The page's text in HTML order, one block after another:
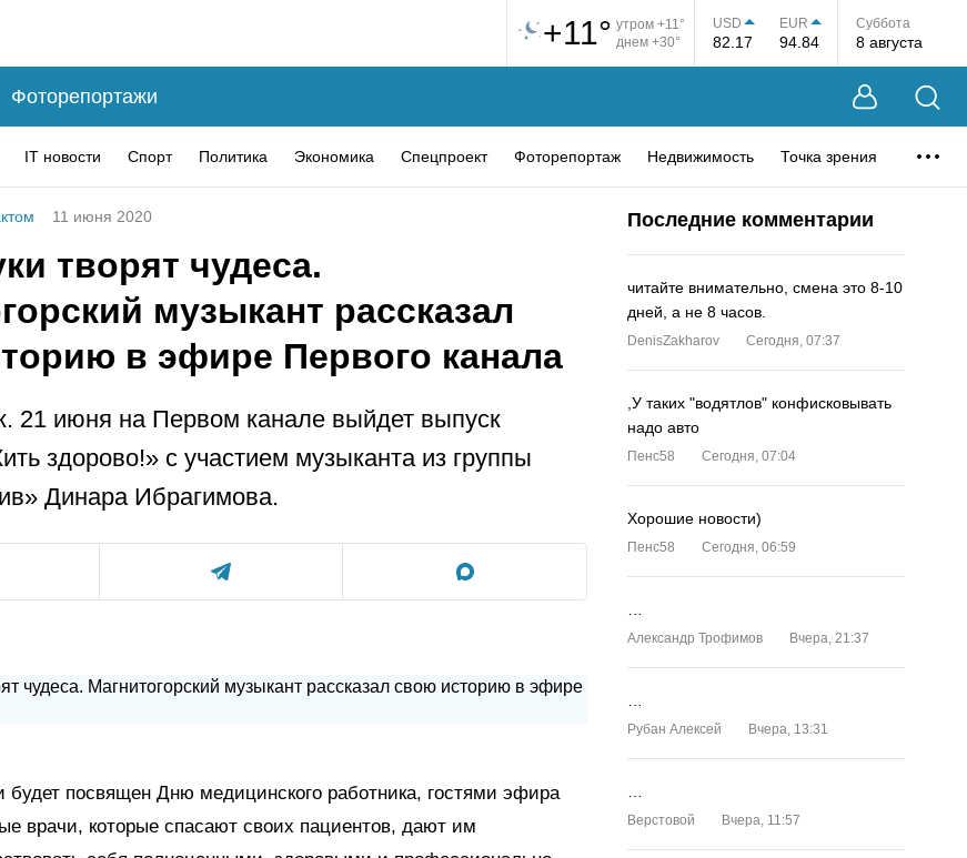
+11° утром +11°
днем +30°
USD
82.17
EUR
94.84
Суббота
8 августа
Фоторепортажи
IT новости Спорт Политика Экономика Спецпроект Фоторепортаж Недвижимость Точка зрения
11 июня 2020
творят чудеса.
музыкант рассказал
в эфире Первого канала
21 июня на Первом канале выйдет выпуск
здорово!» с участием музыканта из группы
Динара Ибрагимова.
будет посвящен Дню медицинского работника, гостями эфира
врачи, которые спасают своих пациентов, дают им
Последние комментарии
читайте внимательно, смена это 8-10
дней, а не 8 часов.
DenisZakharov Сегодня, 07:37
,У таких "водятлов" конфисковывать
надо авто
Пенс58 Сегодня, 07:04
Хорошие новости)
Пенс58 Сегодня, 06:59
Александр Трофимов Вчера, 21:37
Рубан Алексей Вчера, 13:31
Верстовой Вчера, 11:57